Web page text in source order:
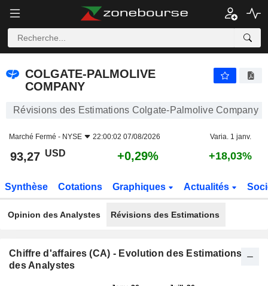
COLGATE-PALMOLIVE
COMPANY
Révisions des Estimations Colgate-Palmolive Company
Marché Fermé - NYSE 22:00:02 07/08/2026 Varia. 1 janv.
93,27 USD +0,29% +18,03%
Synthèse Cotations Graphiques Actualités
Opinion des Analystes Révisions des Estimations
Chiffre d'affaires (CA) - Evolution des Estimations
des Analystes